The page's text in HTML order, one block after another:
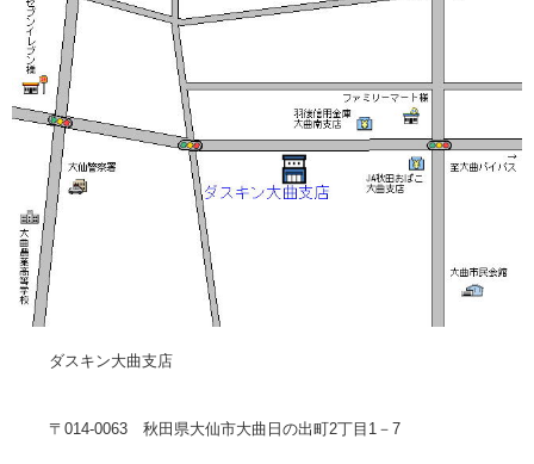
ダスキン大曲支店
〒014-0063 秋田県大仙市大曲日の出町2丁目1－7